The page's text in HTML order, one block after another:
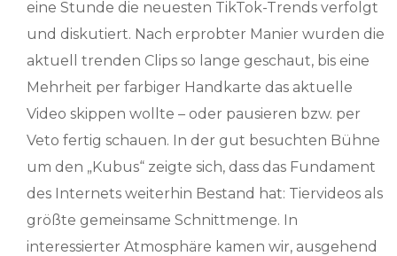
eine Stunde die neuesten TikTok-Trends verfolgt
und diskutiert. Nach erprobter Manier wurden die
aktuell trenden Clips so lange geschaut, bis eine
Mehrheit per farbiger Handkarte das aktuelle
Video skippen wollte – oder pausieren bzw. per
Veto fertig schauen. In der gut besuchten Bühne
um den „Kubus“ zeigte sich, dass das Fundament
des Internets weiterhin Bestand hat: Tiervideos als
größte gemeinsame Schnittmenge. In
interessierter Atmosphäre kamen wir, ausgehend